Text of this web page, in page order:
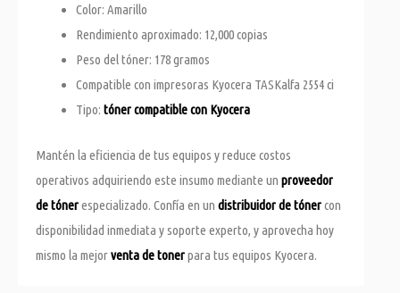
Color: Amarillo
Rendimiento aproximado: 12,000 copias
Peso del tóner: 178 gramos
Compatible con impresoras Kyocera TASKalfa 2554 ci
Tipo: tóner compatible con Kyocera
Mantén la eficiencia de tus equipos y reduce costos
operativos adquiriendo este insumo mediante un proveedor
de tónerespecializado. Confía en un distribuidor de tónercon
disponibilidad inmediata y soporte experto, y aprovecha hoy
mismo la mejorventa de tonerpara tus equipos Kyocera.